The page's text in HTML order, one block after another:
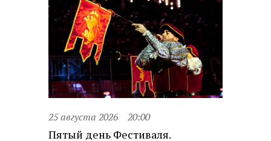
25 августа 2026 20:00
Пятый день Фестиваля.